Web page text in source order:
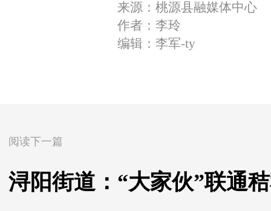
来源：桃源县融媒体中心
作者：李玲
编辑：李军-ty
阅读下一篇
浔阳街道：“大家伙”联通